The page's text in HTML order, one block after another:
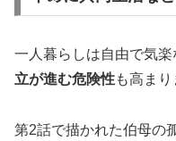
一人暮らしは自由で気楽
立が進む危険性も高まり
第2話で描かれた伯母の